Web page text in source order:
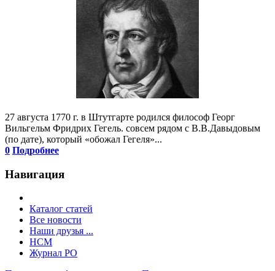
27 августа 1770 г. в Штутгарте родился философ Георг
Вильгельм Фридрих Гегель. совсем рядом с В.В.Давыдовым
(по дате), который «обожал Гегеля»...
0 Подробнее
Навигация
Каталог статей
Все новости
Наши друзья ...
HCM
Журнал РО